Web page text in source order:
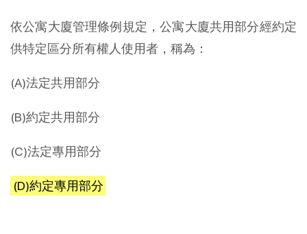
依公寓大廈管理條例規定，公寓大廈共用部分經約定
供特定區分所有權人使用者，稱為：
(A)法定共用部分
(B)約定共用部分
(C)法定專用部分
(D)約定專用部分